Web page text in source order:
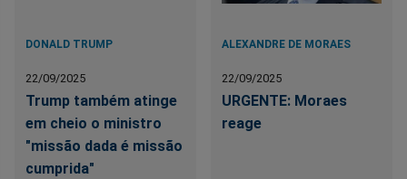
DONALD TRUMP
22/09/2025
Trump também atinge
em cheio o ministro
"missão dada é missão
cumprida"
ALEXANDRE DE MORAES
22/09/2025
URGENTE: Moraes
reage